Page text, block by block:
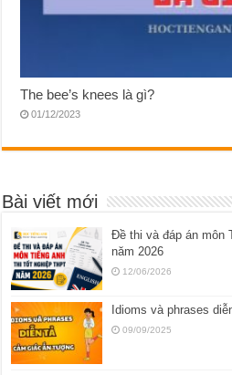
The bee’s knees là gì?
01/12/2023
Bài viết mới
Đề thi và đáp án môn
năm 2026
12/06/2026
Idioms và phrases
09/09/2025